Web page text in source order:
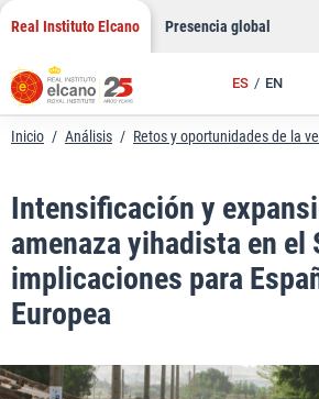
Saltar
contenido
Real Instituto Elcano Presencia global
ES EN
Inicio / Análisis / Retos y oportunidades de la
Intensificación y
amenaza yihadista en el
implicaciones para
Europea